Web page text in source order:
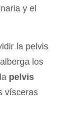
y el
la pelvis
alberga los
pelvis
vísceras